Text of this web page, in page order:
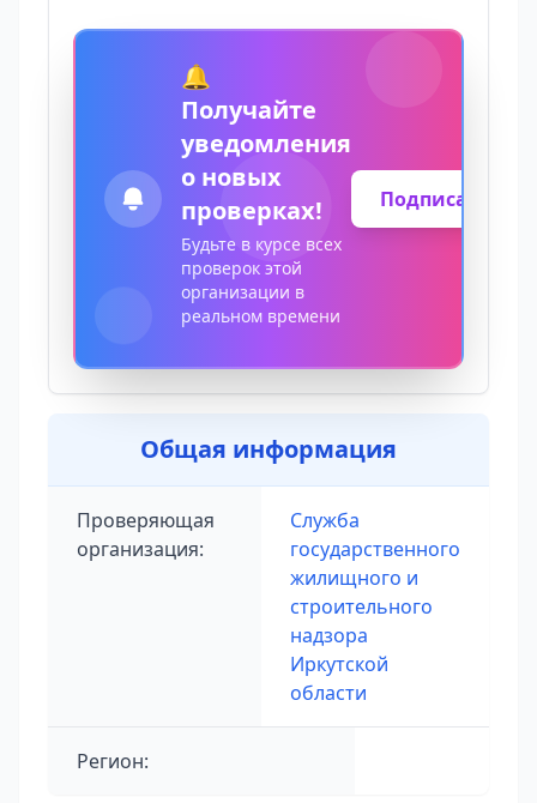
🔔
Получайте
уведомления
о новых
проверках!
Будьте в курсе всех
проверок этой
организации в
реальном времени
Подписаться
Общая информация
Проверяющая
организация:
Служба
государственного
жилищного и
строительного
надзора
Иркутской
области
Регион: